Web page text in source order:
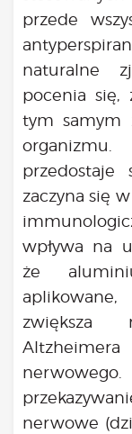
przede
naturalne
pocenia się,
tym samym
zaczyna się
wpływa na
że
zwiększa
nerwowe